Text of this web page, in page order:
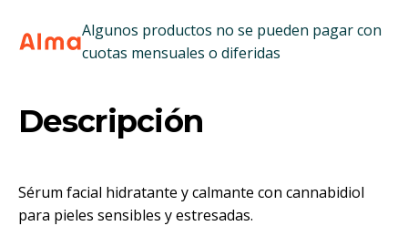
Algunos productos no se pueden pagar con
cuotas mensuales o diferidas
Descripción
Sérum facial hidratante y calmante con cannabidiol
para pieles sensibles y estresadas.